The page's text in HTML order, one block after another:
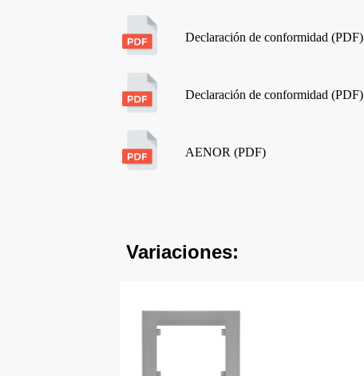
Declaración de conformidad (PDF)
Declaración de conformidad (PDF)
AENOR (PDF)
Variaciones: